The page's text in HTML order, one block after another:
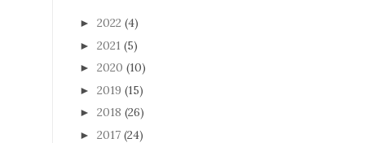
► 2022 (4)
► 2021 (5)
► 2020 (10)
► 2019 (15)
► 2018 (26)
► 2017 (24)